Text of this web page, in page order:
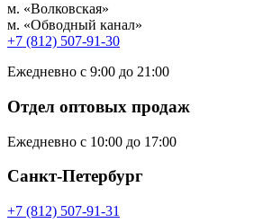
м. «Волковская»
м. «Обводный канал»
+7 (812) 507-91-30
Ежедневно с 9:00 до 21:00
Отдел оптовых продаж
Ежедневно с 10:00 до 17:00
Санкт-Петербург
+7 (812) 507-91-31